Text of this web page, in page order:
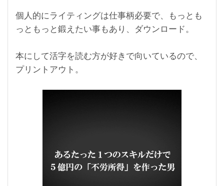
個人的にライティングは仕事柄必要で、もっとも
っともっと鍛えたい事もあり、ダウンロード。
本にして活字を読む方が好きで向いているので、
プリントアウト。